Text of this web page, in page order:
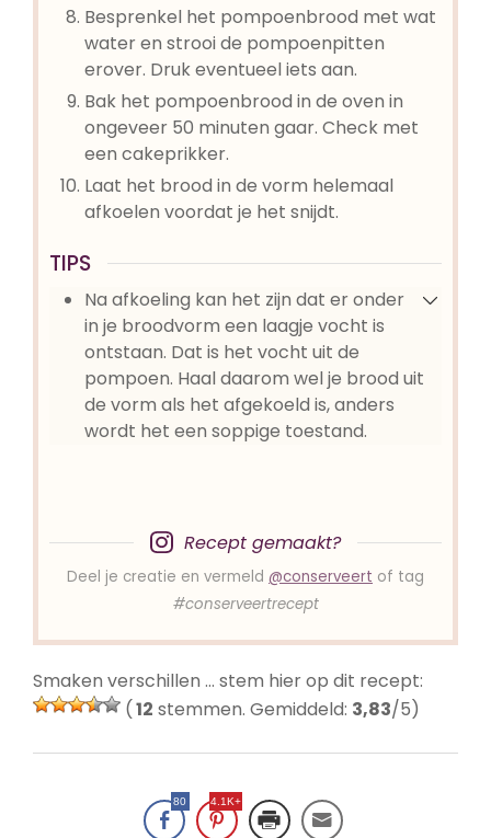
Besprenkel het pompoenbrood met wat
water en strooi de pompoenpitten
erover. Druk eventueel iets aan.
Bak het pompoenbrood in de oven in
ongeveer 50 minuten gaar. Check met
een cakeprikker.
Laat het brood in de vorm helemaal
afkoelen voordat je het snijdt.
TIPS
Na afkoeling kan het zijn dat er onder
in je broodvorm een laagje vocht is
ontstaan. Dat is het vocht uit de
pompoen. Haal daarom wel je brood uit
de vorm als het afgekoeld is, anders
wordt het een soppige toestand.
Recept gemaakt?
Deel je creatie en vermeld @conserveert of tag
#conserveertrecept
Smaken verschillen … stem hier op dit recept:
(12 stemmen. Gemiddeld: 3,83/5)
80 4.1K+